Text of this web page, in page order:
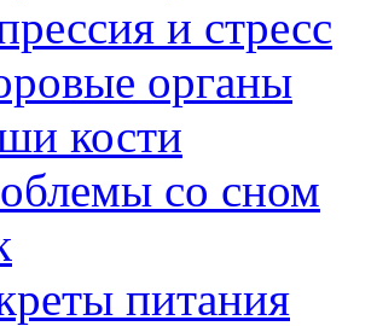
и стресс
органы
кости
со сном
питания